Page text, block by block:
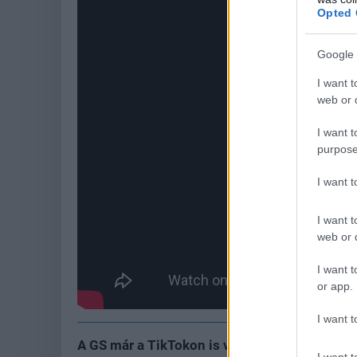
Opted
Google
I want
web or
I want
I want
I want
web or
I want
or app.
I want
A GS már a TikTokon is vár